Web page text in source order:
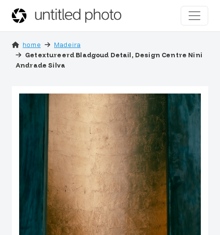
home
Madeira
Getextureerd Bladgoud Detail, Design Centre Nini
Andrade Silva